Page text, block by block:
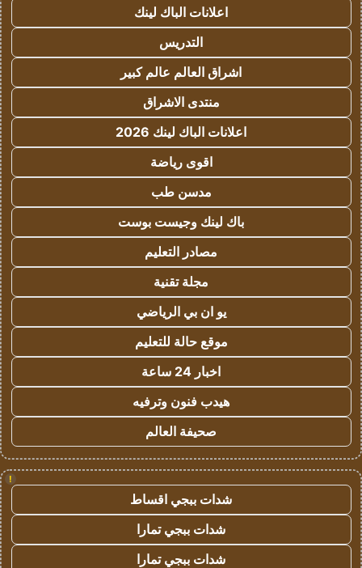
اعلانات الباك لينك
التدريس
اشراق العالم عالم كبير
منتدى الاشراق
اعلانات الباك لينك 2026
اقوى رياضة
مدسن طب
باك لينك وجيست بوست
مصادر التعليم
مجلة تقنية
يو ان بي الرياضي
موقع حالة للتعليم
اخبار 24 ساعة
هيدب فنون وترفيه
صحيفة العالم
!
شدات ببجي اقساط
شدات ببجي تمارا
شدات ببجي تمارا